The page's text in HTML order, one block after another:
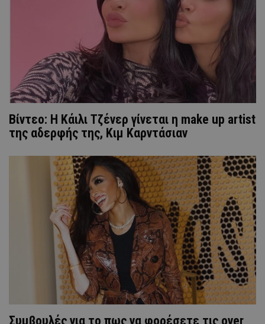
Βίντεο: Η Κάιλι Τζένερ γίνεται η make up artist
της αδερφής της, Κιμ Καρντάσιαν
Συμβουλές για το πως να φορέσετε τις over